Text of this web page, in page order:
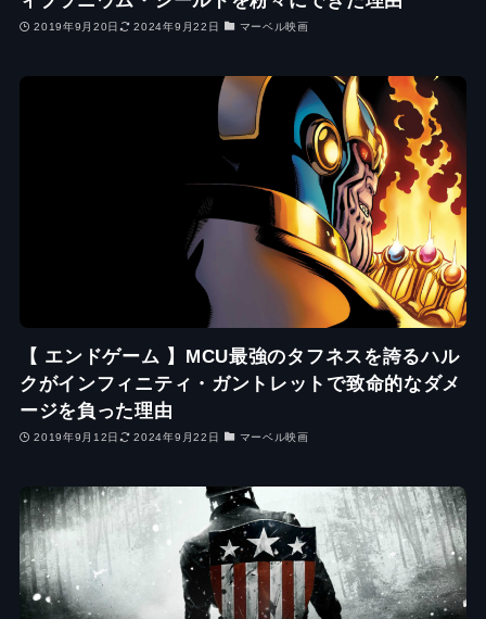
2019年9月20日 2024年9月22日 マーベル映画
【 エンドゲーム 】MCU最強のタフネスを誇るハル
クがインフィニティ・ガントレットで致命的なダメ
ージを負った理由
2019年9月12日 2024年9月22日 マーベル映画